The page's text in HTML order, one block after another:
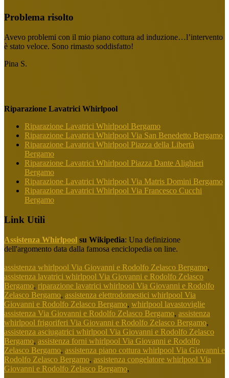
Problema risolto
Avevo problemi con il mio piano cottura ad induzione…l’intervento
è stato veloce. Sono rimasto soddisfatto!
Pina S.
Riparazione Lavatrici Whirlpool
Riparazione Lavatrici Whirlpool Bergamo
Riparazione Lavatrici Whirlpool Via San Benedetto Bergamo
Riparazione Lavatrici Whirlpool Piazza della Libertà
Bergamo
Riparazione Lavatrici Whirlpool Piazza Dante Alighieri
Bergamo
Riparazione Lavatrici Whirlpool Via Matris Domini Bergamo
Riparazione Lavatrici Whirlpool Via Francesco Cucchi
Bergamo
Link Utili
Assistenza Whirlpool su Wikipedia: Una definizione
dell'argomento data dalla famosa enciclopedia on line.
assistenza whirlpool Via Giovanni e Rodolfo Zelasco Bergamo,
assistenza lavatrici whirlpool Via Giovanni e Rodolfo Zelasco
Bergamo, riparazione lavatrici whirlpool Via Giovanni e Rodolfo
Zelasco Bergamo, assistenza elettrodomestici whirlpool Via
Giovanni e Rodolfo Zelasco Bergamo, whirlpool lavastoviglie
assistenza Via Giovanni e Rodolfo Zelasco Bergamo, assistenza
whirlpool frigoriferi Via Giovanni e Rodolfo Zelasco Bergamo,
assistenza asciugatrici whirlpool Via Giovanni e Rodolfo Zelasco
Bergamo, assistenza forni whirlpool Via Giovanni e Rodolfo
Zelasco Bergamo, assistenza piano cottura whirlpool Via Giovanni e
Rodolfo Zelasco Bergamo, assistenza congelatore whirlpool Via
Giovanni e Rodolfo Zelasco Bergamo,